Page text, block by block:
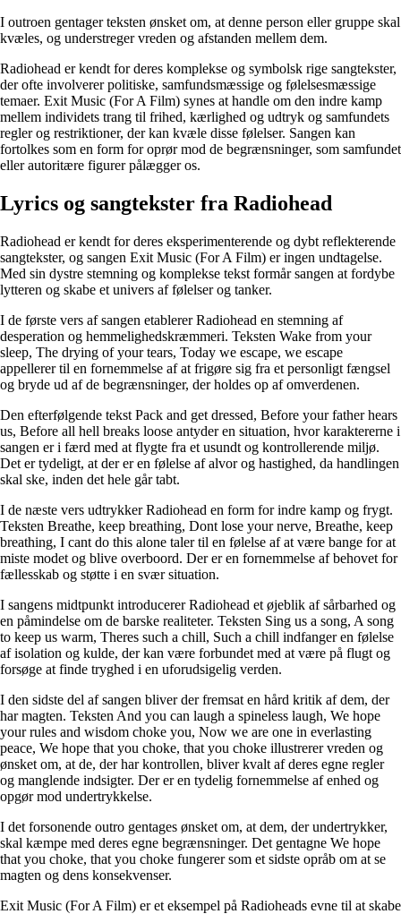
I outroen gentager teksten ønsket om, at denne person eller gruppe skal
kvæles, og understreger vreden og afstanden mellem dem.
Radiohead er kendt for deres komplekse og symbolsk rige sangtekster,
der ofte involverer politiske, samfundsmæssige og følelsesmæssige
temaer. Exit Music (For A Film) synes at handle om den indre kamp
mellem individets trang til frihed, kærlighed og udtryk og samfundets
regler og restriktioner, der kan kvæle disse følelser. Sangen kan
fortolkes som en form for oprør mod de begrænsninger, som samfundet
eller autoritære figurer pålægger os.
Lyrics og sangtekster fra Radiohead
Radiohead er kendt for deres eksperimenterende og dybt reflekterende
sangtekster, og sangen Exit Music (For A Film) er ingen undtagelse.
Med sin dystre stemning og komplekse tekst formår sangen at fordybe
lytteren og skabe et univers af følelser og tanker.
I de første vers af sangen etablerer Radiohead en stemning af
desperation og hemmelighedskræmmeri. Teksten Wake from your
sleep, The drying of your tears, Today we escape, we escape
appellerer til en fornemmelse af at frigøre sig fra et personligt fængsel
og bryde ud af de begrænsninger, der holdes op af omverdenen.
Den efterfølgende tekst Pack and get dressed, Before your father hears
us, Before all hell breaks loose antyder en situation, hvor karaktererne i
sangen er i færd med at flygte fra et usundt og kontrollerende miljø.
Det er tydeligt, at der er en følelse af alvor og hastighed, da handlingen
skal ske, inden det hele går tabt.
I de næste vers udtrykker Radiohead en form for indre kamp og frygt.
Teksten Breathe, keep breathing, Dont lose your nerve, Breathe, keep
breathing, I cant do this alone taler til en følelse af at være bange for at
miste modet og blive overboord. Der er en fornemmelse af behovet for
fællesskab og støtte i en svær situation.
I sangens midtpunkt introducerer Radiohead et øjeblik af sårbarhed og
en påmindelse om de barske realiteter. Teksten Sing us a song, A song
to keep us warm, Theres such a chill, Such a chill indfanger en følelse
af isolation og kulde, der kan være forbundet med at være på flugt og
forsøge at finde tryghed i en uforudsigelig verden.
I den sidste del af sangen bliver der fremsat en hård kritik af dem, der
har magten. Teksten And you can laugh a spineless laugh, We hope
your rules and wisdom choke you, Now we are one in everlasting
peace, We hope that you choke, that you choke illustrerer vreden og
ønsket om, at de, der har kontrollen, bliver kvalt af deres egne regler
og manglende indsigter. Der er en tydelig fornemmelse af enhed og
opgør mod undertrykkelse.
I det forsonende outro gentages ønsket om, at dem, der undertrykker,
skal kæmpe med deres egne begrænsninger. Det gentagne We hope
that you choke, that you choke fungerer som et sidste opråb om at se
magten og dens konsekvenser.
Exit Music (For A Film) er et eksempel på Radioheads evne til at skabe